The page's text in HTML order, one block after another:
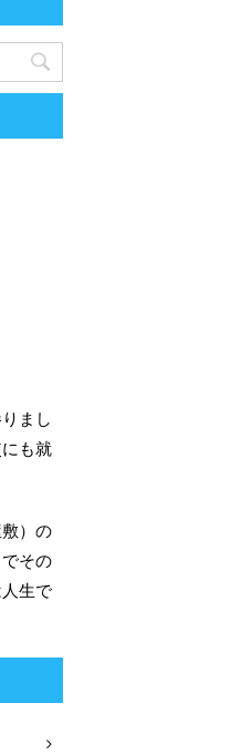
まし
も就
）の
その
生で